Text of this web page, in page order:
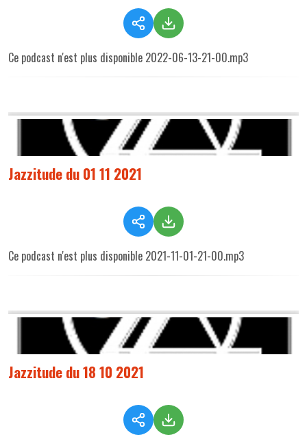
Ce podcast n'est plus disponible 2022-06-13-21-00.mp3
Jazzitude du 01 11 2021
Ce podcast n'est plus disponible 2021-11-01-21-00.mp3
Jazzitude du 18 10 2021